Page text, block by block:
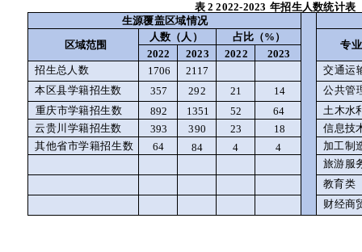
表 2 2022-2023 年招生人数统计表
生源覆盖区域情况
区域范围
人数（人） 占比（% ）
专
2022 2023 2022
2023
招生总人数
1706 2117
交通运
本区县学籍招生数
357 292 21 14
公共管
重庆市学籍招生数
892 1351 52 64
土木水
云贵川学籍招生数
393 390 23 18
信息技
其他省市学籍招生数
64 84 4 4
加工制
旅游服
教育类
财经商